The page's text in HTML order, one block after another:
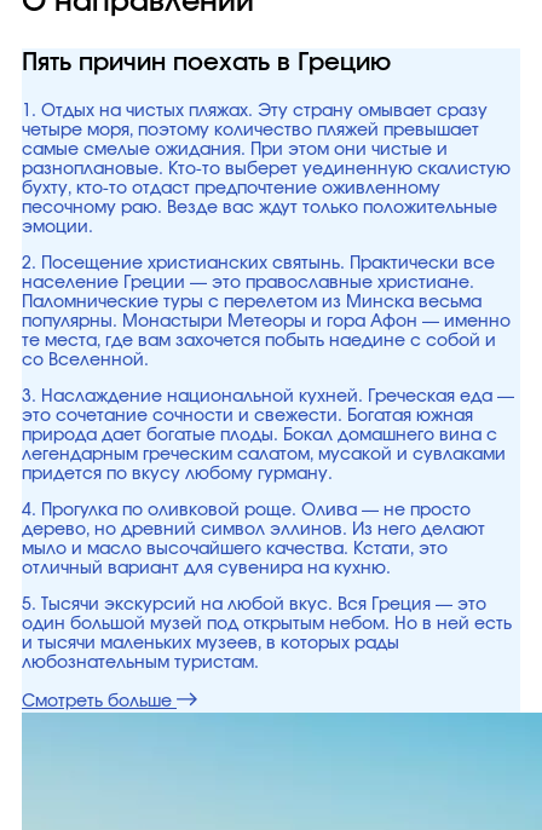
Пять причин поехать в Грецию
1. Отдых на чистых пляжах. Эту страну омывает сразу
четыре моря, поэтому количество пляжей превышает
самые смелые ожидания. При этом они чистые и
разноплановые. Кто-то выберет уединенную скалистую
бухту, кто-то отдаст предпочтение оживленному
песочному раю. Везде вас ждут только положительные
эмоции.
2. Посещение христианских святынь. Практически все
население Греции — это православные христиане.
Паломнические туры с перелетом из Минска весьма
популярны. Монастыри Метеоры и гора Афон — именно
те места, где вам захочется побыть наедине с собой и
со Вселенной.
3. Наслаждение национальной кухней. Греческая еда —
это сочетание сочности и свежести. Богатая южная
природа дает богатые плоды. Бокал домашнего вина с
легендарным греческим салатом, мусакой и сувлаками
придется по вкусу любому гурману.
4. Прогулка по оливковой роще. Олива — не просто
дерево, но древний символ эллинов. Из него делают
мыло и масло высочайшего качества. Кстати, это
отличный вариант для сувенира на кухню.
5. Тысячи экскурсий на любой вкус. Вся Греция — это
один большой музей под открытым небом. Но в ней есть
и тысячи маленьких музеев, в которых рады
любознательным туристам.
Смотреть больше